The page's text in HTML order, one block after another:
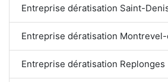
Entreprise dératisation Saint-
Entreprise dératisation
Entreprise dératisation Replonges